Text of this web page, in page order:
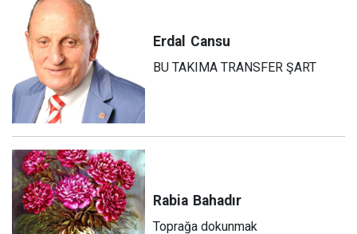
Erdal Cansu
BU TAKIMA TRANSFER ŞART
Rabia Bahadır
Toprağa dokunmak